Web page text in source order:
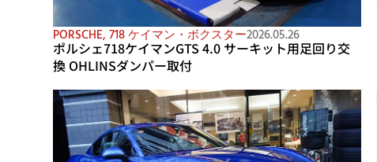
PORSCHE,718 ケイマン・ボクスター2026.05.26
ポルシェ718ケイマンGTS 4.0 サーキット用足回り交
換 OHLINSダンパー取付